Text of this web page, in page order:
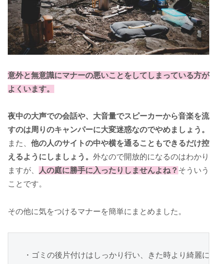
意外と無意識にマナーの悪いことをしてしまっている方が
よくいます。
夜中の大声での会話や、大音量でスピーカーから音楽を流
すのは周りのキャンパーに大変迷惑なのでやめましょう。
また、 他の人のサイトの中や横を通ることもできるだけ控
えるようにしましょう。 外なので開放的になるのはわかり
ますが、
人の庭に勝手に入ったりしませんよね？ そういう
ことです。
その他に気をつけるマナーを簡単にまとめました。
・ゴミの後片付けはしっかり行い、きた時より綺麗に